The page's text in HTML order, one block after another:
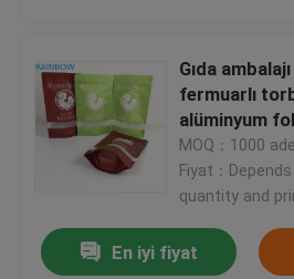
Plastik Ambalaj paketleri
Snack çanta ambalaj
emzik torba ambalaj
Gıda
fermuarlı
alüminyum
MOQ：1000
Fiyat：
quantity and
En iyi fiyat